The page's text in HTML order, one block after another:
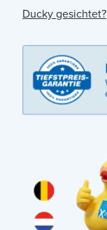
Ducky gesichtet?